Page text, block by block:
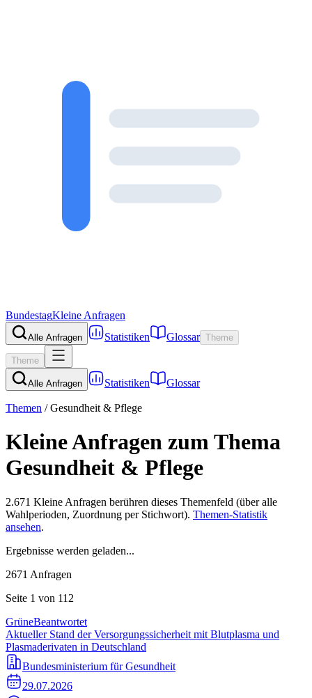
BundestagKleine Anfragen
Alle Anfragen Statistiken Glossar Theme
Theme
Alle Anfragen Statistiken Glossar
Themen /Gesundheit & Pflege
Kleine Anfragen zum Thema
Gesundheit & Pflege
2.671 Kleine Anfragen berühren dieses Themenfeld (über alle
Wahlperioden, Zuordnung per Stichwort). Themen-Statistik
ansehen.
Ergebnisse werden geladen...
2671 Anfragen
Seite 1 von 112
GrüneBeantwortet
Aktueller Stand der Versorgungssicherheit mit Blutplasma und
Plasmaderivaten in Deutschland
Bundesministerium für Gesundheit
29.07.2026